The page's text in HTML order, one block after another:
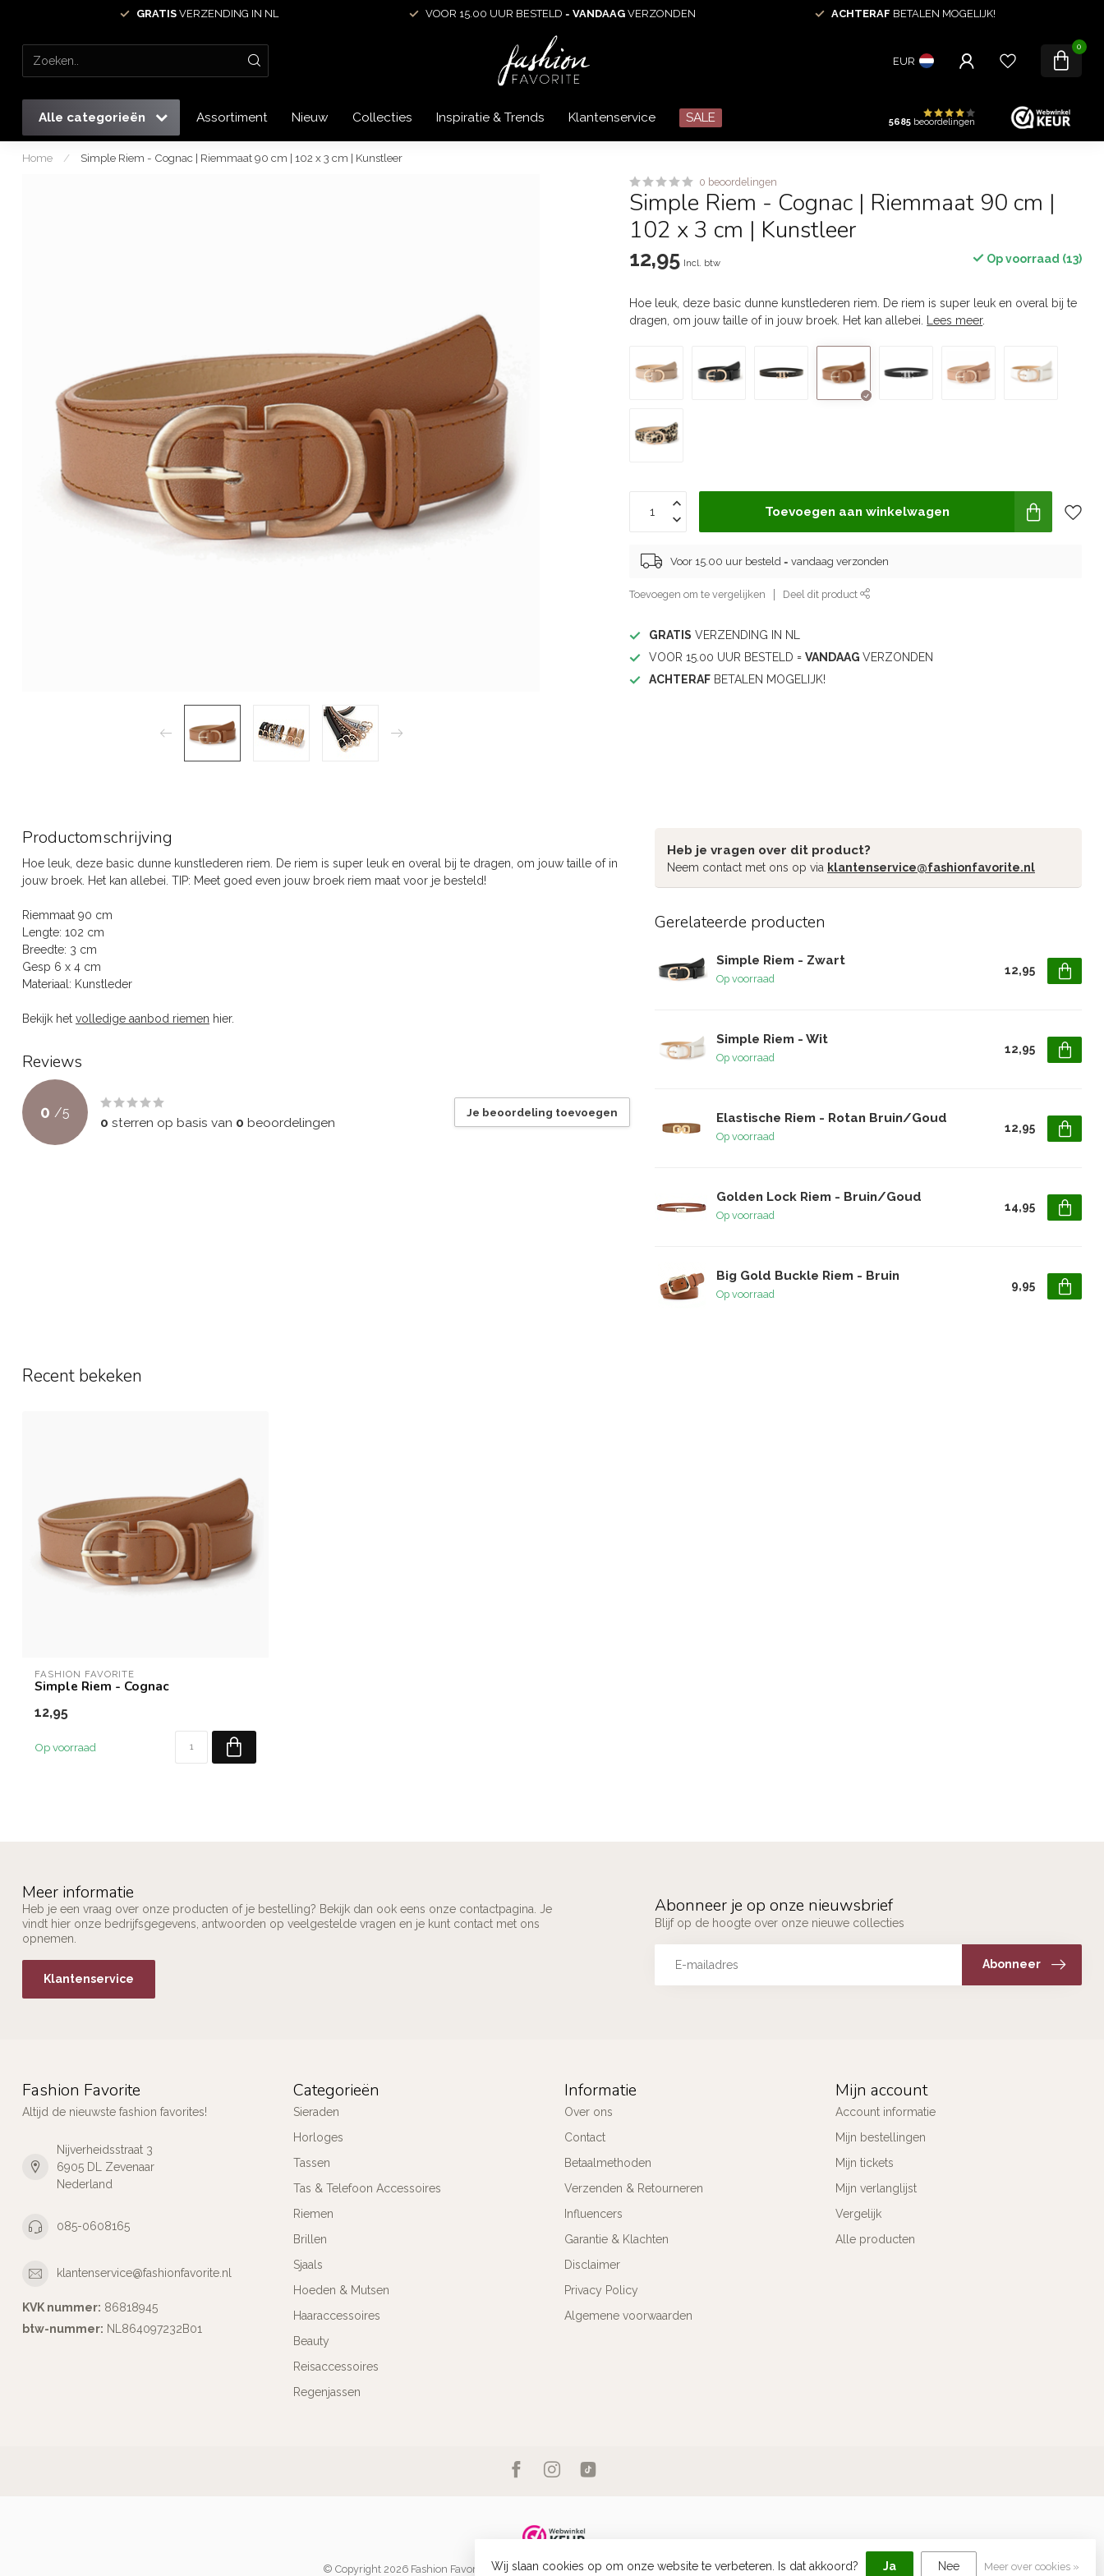
GRATISVERZENDING IN NL VOOR 15.00 UUR BESTELD = VANDAAG VERZONDEN ACHTERAF BETALEN MOGELIJK!
EUR
0
Alle categorieën Assortiment Nieuw Collecties Inspiratie & Trends Klantenservice SALE 5685 beoordelingen
Home / Simple Riem - Cognac | Riemmaat 90 cm | 102 x 3 cm | Kunstleer
0 beoordelingen
Simple Riem - Cognac | Riemmaat 90 cm |
102 x 3 cm | Kunstleer
12,95 Incl. btw Op voorraad (13)
Hoe leuk, deze basic dunne kunstlederen riem. De riem is super leuk en overal bij te
dragen, om jouw taille of in jouw broek. Het kan allebei.
Lees meer.
Toevoegen aan winkelwagen
Voor 15.00 uur besteld = vandaag verzonden
Toevoegen om te vergelijken Deel dit product
GRATIS VERZENDING IN NL
VOOR 15.00 UUR BESTELD =VANDAAGVERZONDEN
ACHTERAF BETALEN MOGELIJK!
Productomschrijving
Hoe leuk, deze basic dunne kunstlederen riem. De riem is super leuk en overal bij te dragen, om jouw taille of in
jouw broek. Het kan allebei. TIP: Meet goed even jouw broek riem maat voor je besteld!
Riemmaat 90 cm
Lengte: 102 cm
Breedte: 3 cm
Gesp 6 x 4 cm
Materiaal: Kunstleder
Bekijk het volledige aanbod riemen hier.
Reviews
0 /5
0 sterren op basis van 0 beoordelingen
Je beoordeling toevoegen
Heb je vragen over dit product?
Neem contact met ons op via klantenservice@fashionfavorite.nl
Gerelateerde producten
Simple Riem - Zwart
Op voorraad
12,95
Simple Riem - Wit
Op voorraad
12,95
Elastische Riem - Rotan Bruin/Goud
Op voorraad
12,95
Golden Lock Riem - Bruin/Goud
Op voorraad
14,95
Big Gold Buckle Riem - Bruin
Op voorraad
9,95
Recent bekeken
FASHION FAVORITE
Simple Riem - Cognac
12,95
Op voorraad
Meer informatie
Heb je een vraag over onze producten of je bestelling? Bekijk dan ook eens onze contactpagina. Je
vindt hier onze bedrijfsgegevens, antwoorden op veelgestelde vragen en je kunt contact met ons
opnemen.
Klantenservice
Abonneer je op onze nieuwsbrief
Blijf op de hoogte over onze nieuwe collecties
Abonneer
Fashion Favorite
Altijd de nieuwste fashion favorites!
Nijverheidsstraat 3
6905 DL Zevenaar
Nederland
085-0608165
klantenservice@fashionfavorite.nl
KVK nummer: 86818945
btw-nummer: NL864097232B01
Categorieën
Sieraden
Horloges
Tassen
Tas & Telefoon Accessoires
Riemen
Brillen
Sjaals
Hoeden & Mutsen
Haaraccessoires
Beauty
Reisaccessoires
Regenjassen
Informatie
Over ons
Contact
Betaalmethoden
Verzenden & Retourneren
Influencers
Garantie & Klachten
Disclaimer
Privacy Policy
Algemene voorwaarden
Mijn account
Account informatie
Mijn bestellingen
Mijn tickets
Mijn verlanglijst
Vergelijk
Alle producten
© Copyright 2026 Fashion Favorite - Powered byLightspeed -Lightspeed design byDyvelopment
Wij slaan cookies op om onze website te verbeteren. Is dat akkoord? Ja Nee Meer over cookies »